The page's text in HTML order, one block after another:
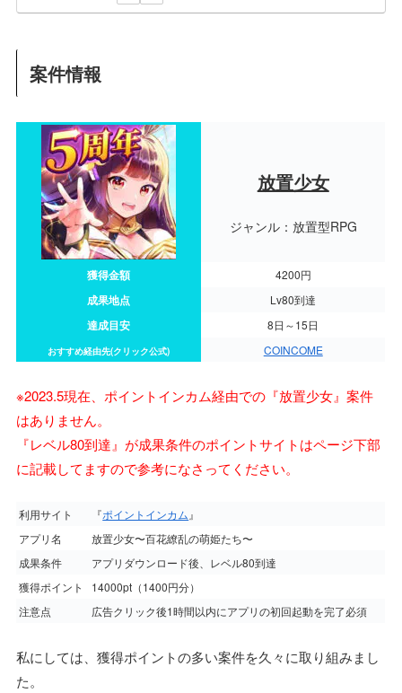
案件情報
放置少女
ジャンル：放置型RPG
獲得金額 4200円
成果地点 Lv80到達
達成目安 8日～15日
おすすめ経由先(クリック公式) COINCOME
※2023.5現在、ポイントインカム経由での『放置少女』案件
はありません。
『レベル80到達』が成果条件のポイントサイトはページ下部
に記載してますので参考になさってください。
利用サイト 『ポイントインカム』
アプリ名
放置少女〜百花繚乱の萌姫たち〜
成果条件
アプリダウンロード後、レベル80到達
獲得ポイント
14000pt（1400円分）
注意点
広告クリック後1時間以内にアプリの初回起動を完了必須
私にしては、獲得ポイントの多い案件を久々に取り組みまし
た。